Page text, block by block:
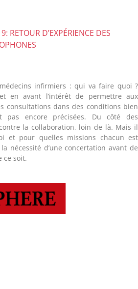
RETOUR D’EXPÉRIENCE DES
infirmiers : qui va faire quoi ?
en avant l’intérêt de permettre aux
consultations dans des conditions bien
pas encore précisées. Du côté des
la collaboration, loin de là. Mais il
et pour quelles missions chacun est
nécessité d’une concertation avant de
ce soit.